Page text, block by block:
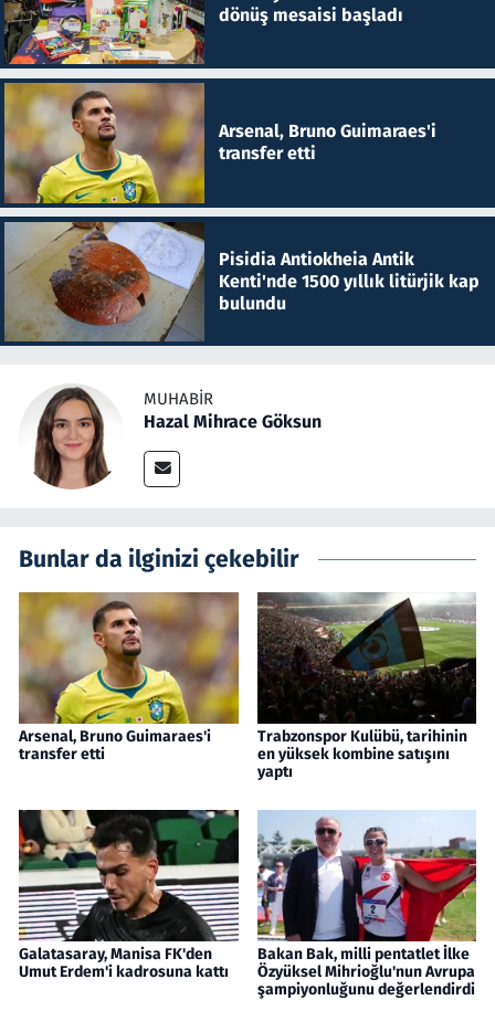
dönüş mesaisi başladı
Arsenal, Bruno Guimaraes'i
transfer etti
Pisidia Antiokheia Antik
Kenti'nde 1500 yıllık litürjik kap
bulundu
MUHABIR
Hazal Mihrace Göksun
Bunlar da ilginizi çekebilir
Arsenal, Bruno Guimaraes'i
transfer etti
Trabzonspor Kulübü, tarihinin
en yüksek kombine satışını
yaptı
Galatasaray, Manisa FK'den
Umut Erdem'i kadrosuna kattı
Bakan Bak, milli pentatlet İlke
Özyüksel Mihrioğlu'nun Avrupa
şampiyonluğunu değerlendirdi